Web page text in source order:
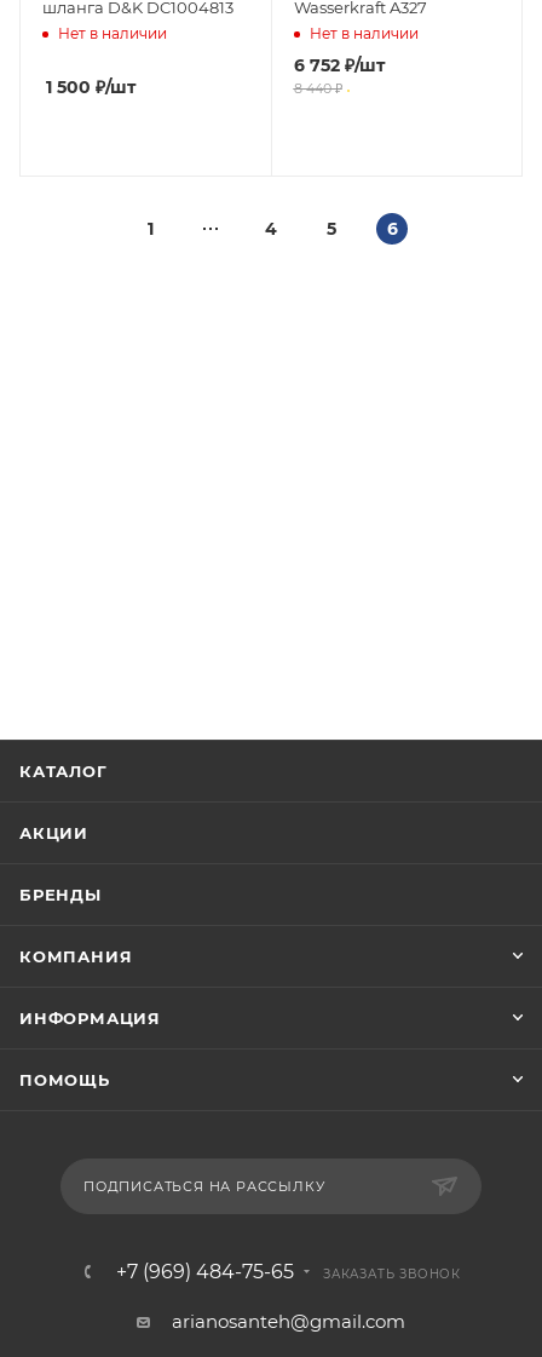
шланга D&K DC1004813
Нет в наличии
1 500 ₽/шт
Wasserkraft A327
Нет в наличии
6 752₽/шт
8 440₽
1 4 5 6
КАТАЛОГ
АКЦИИ
БРЕНДЫ
КОМПАНИЯ
ИНФОРМАЦИЯ
ПОМОЩЬ
ПОДПИСАТЬСЯ НА РАССЫЛКУ
+7 (969) 484-75-65 ЗАКАЗАТЬ ЗВОНОК
arianosanteh@gmail.com